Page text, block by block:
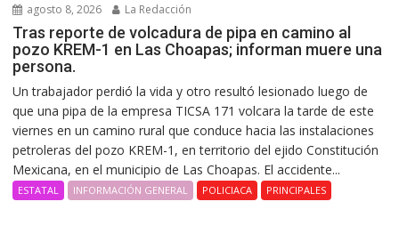
agosto 8, 2026 La Redacción
Tras reporte de volcadura de pipa en camino al
pozo KREM-1 en Las Choapas; informan muere una
persona.
Un trabajador perdió la vida y otro resultó lesionado luego de
que una pipa de la empresa TICSA 171 volcara la tarde de este
viernes en un camino rural que conduce hacia las instalaciones
petroleras del pozo KREM-1, en territorio del ejido Constitución
Mexicana, en el municipio de Las Choapas. El accidente...
ESTATAL INFORMACIÓN GENERAL POLICIACA PRINCIPALES